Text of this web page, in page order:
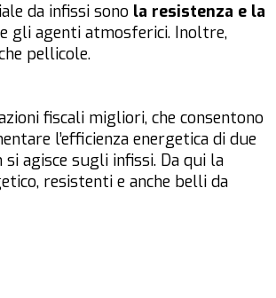
da infissi sono la resistenza e la
gli agenti atmosferici. Inoltre,
pellicole.
fiscali migliori, che consentono
l’efficienza energetica di due
agisce sugli infissi. Da qui la
resistenti e anche belli da